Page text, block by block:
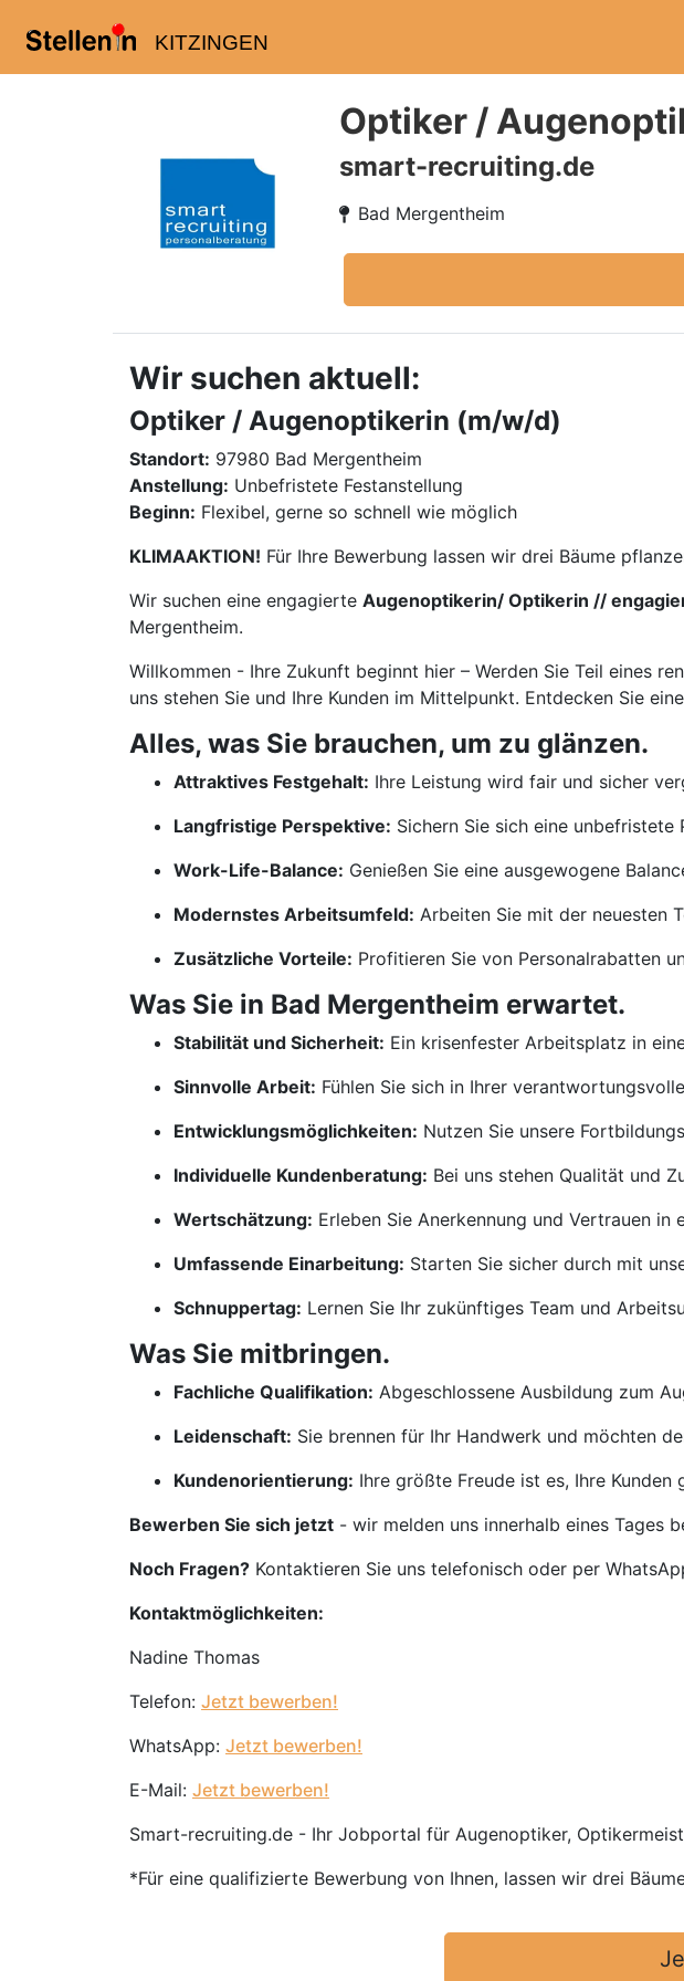
KITZINGEN
Optiker /
smart-recruiting.de
Bad Mergentheim
Wir suchen aktuell:
Optiker / Augenoptikerin (m/w/d)
Standort: 97980 Bad Mergentheim
Anstellung: Unbefristete Festanstellung
Beginn: Flexibel, gerne so schnell wie möglich
KLIMAAKTION! Für Ihre Bewerbung lassen wir drei Bäume
Wir suchen eine engagierte Augenoptikerin/ Optikerin //
Mergentheim.
Willkommen - Ihre Zukunft beginnt hier – Werden Sie Teil eines
uns stehen Sie und Ihre Kunden im Mittelpunkt. Entdecken Sie
Alles, was Sie brauchen, um zu glänzen.
Attraktives Festgehalt: Ihre Leistung wird fair und sicher
Langfristige Perspektive: Sichern Sie sich eine unbefristete
Work-Life-Balance: Genießen Sie eine ausgewogene
Modernstes Arbeitsumfeld: Arbeiten Sie mit der neuesten
Zusätzliche Vorteile: Profitieren Sie von Personalrabatten
Was Sie in Bad Mergentheim erwartet.
Stabilität und Sicherheit: Ein krisenfester Arbeitsplatz in
Sinnvolle Arbeit: Fühlen Sie sich in Ihrer
Entwicklungsmöglichkeiten: Nutzen Sie unsere
Individuelle Kundenberatung: Bei uns stehen Qualität und
Wertschätzung: Erleben Sie Anerkennung und Vertrauen in
Umfassende Einarbeitung: Starten Sie sicher durch mit
Schnuppertag: Lernen Sie Ihr zukünftiges Team und
Was Sie mitbringen.
Fachliche Qualifikation: Abgeschlossene Ausbildung zum
Leidenschaft: Sie brennen für Ihr Handwerk und möchten
Kundenorientierung: Ihre größte Freude ist es, Ihre
Bewerben Sie sich jetzt - wir melden uns innerhalb eines Tages
Noch Fragen? Kontaktieren Sie uns telefonisch oder per
Kontaktmöglichkeiten:
Nadine Thomas
Telefon: Jetzt bewerben!
WhatsApp: Jetzt bewerben!
E-Mail: Jetzt bewerben!
Smart-recruiting.de - Ihr Jobportal für Augenoptiker,
*Für eine qualifizierte Bewerbung von Ihnen, lassen wir drei